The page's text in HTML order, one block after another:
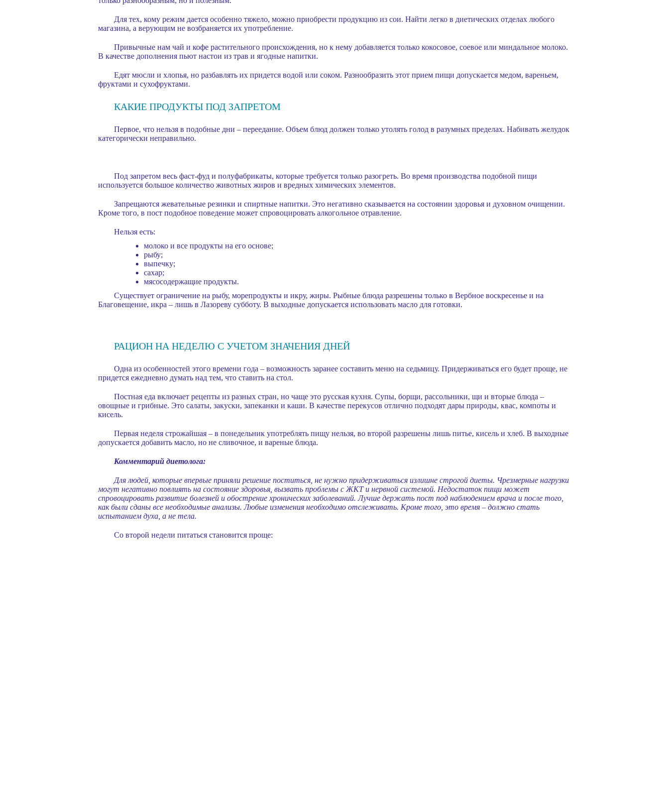
Для тех, кому режим дается особенно тяжело, можно приобрести продукцию из сои. Найти легко в диетических отделах любого
магазина, а верующим не возбраняется их употребление.
Привычные нам чай и кофе растительного происхождения, но к нему добавляется только кокосовое, соевое или миндальное молоко.
В качестве дополнения пьют настои из трав и ягодные напитки.
Едят мюсли и хлопья, но разбавлять их придется водой или соком. Разнообразить этот прием пищи допускается медом, вареньем,
фруктами и сухофруктами.
КАКИЕ ПРОДУКТЫ ПОД ЗАПРЕТОМ
Первое, что нельзя в подобные дни – переедание. Объем блюд должен только утолять голод в разумных пределах. Набивать желудок
категорически неправильно.
Под запретом весь фаст-фуд и полуфабрикаты, которые требуется только разогреть. Во время производства подобной пищи
используется большое количество животных жиров и вредных химических элементов.
Запрещаются жевательные резинки и спиртные напитки. Это негативно сказывается на состоянии здоровья и духовном очищении.
Кроме того, в пост подобное поведение может спровоцировать алкогольное отравление.
Нельзя есть:
молоко и все продукты на его основе;
рыбу;
выпечку;
сахар;
мясосодержащие продукты.
Существует ограничение на рыбу, морепродукты и икру, жиры. Рыбные блюда разрешены только в Вербное воскресенье и на
Благовещение, икра – лишь в Лазореву субботу. В выходные допускается использовать масло для готовки.
РАЦИОН НА НЕДЕЛЮ С УЧЕТОМ ЗНАЧЕНИЯ ДНЕЙ
Одна из особенностей этого времени года – возможность заранее составить меню на седьмицу. Придерживаться его будет проще, не
придется ежедневно думать над тем, что ставить на стол.
Постная еда включает рецепты из разных стран, но чаще это русская кухня. Супы, борщи, рассольники, щи и вторые блюда –
овощные и грибные. Это салаты, закуски, запеканки и каши. В качестве перекусов отлично подходят дары природы, квас, компоты и
кисель.
Первая неделя строжайшая – в понедельник употреблять пищу нельзя, во второй разрешены лишь питье, кисель и хлеб. В выходные
допускается добавить масло, но не сливочное, и вареные блюда.
Комментарий диетолога:
Для людей, которые впервые приняли решение поститься, не нужно придерживаться излишне строгой диеты. Чрезмерные нагрузки
могут негативно повлиять на состояние здоровья, вызвать проблемы с ЖКТ и нервной системой. Недостаток пищи может
спровоцировать развитие болезней и обострение хронических заболеваний. Лучше держать пост под наблюдением врача и после того,
как были сданы все необходимые анализы. Любые изменения необходимо отслеживать. Кроме того, это время – должно стать
испытанием духа, а не тела.
Со второй недели питаться становится проще: